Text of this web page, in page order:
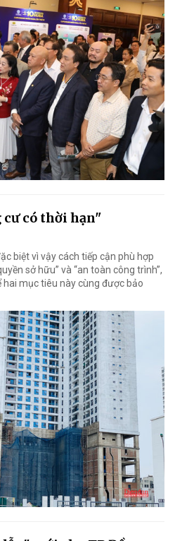
cư có thời hạn"
biệt vì vậy cách tiếp cận phù hợp
sở hữu” và “an toàn công trình”,
mục tiêu này cùng được bảo